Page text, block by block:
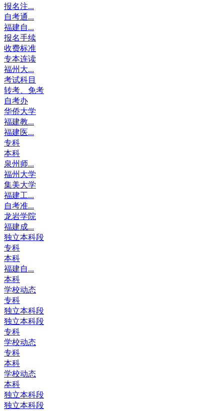
报名注...
自考通...
福建自...
报名手续
收费标准
专本连读
福州大...
考试科目
转考、免考
自考办
华侨大学
福建教...
福建医...
专科
本科
泉州师...
福州大学
集美大学
福建工...
自考准...
龙岩学院
福建成...
独立本科段
专科
本科
福建自...
本科
学校动态
专科
独立本科段
独立本科段
专科
学校动态
专科
本科
学校动态
本科
独立本科段
独立本科段